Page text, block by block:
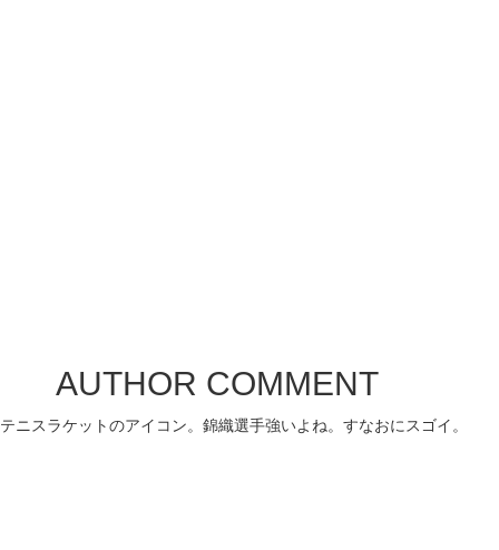
AUTHOR COMMENT
テニスラケットのアイコン。錦織選手強いよね。すなおにスゴイ。